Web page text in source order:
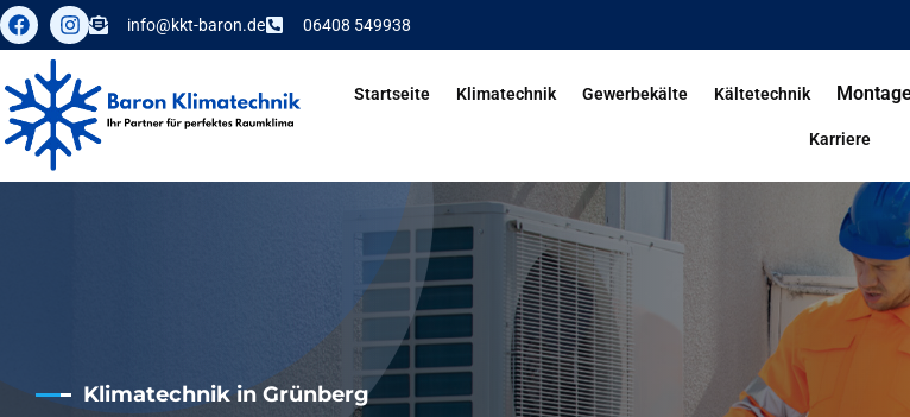
info@kkt-baron.de 06408 549938
Startseite Klimatechnik Gewerbekälte Kältetechnik
Karriere
Klimatechnik in Grünberg